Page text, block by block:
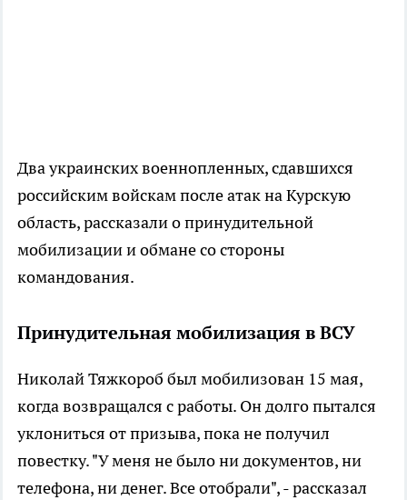
Два украинских военнопленных, сдавшихся
российским войскам после атак на Курскую
область, рассказали о принудительной
мобилизации и обмане со стороны
командования.
Принудительная мобилизация в ВСУ
Николай Тяжкороб был мобилизован 15 мая,
когда возвращался с работы. Он долго пытался
уклониться от призыва, пока не получил
повестку. "У меня не было ни документов, ни
телефона, ни денег. Все отобрали", - рассказал